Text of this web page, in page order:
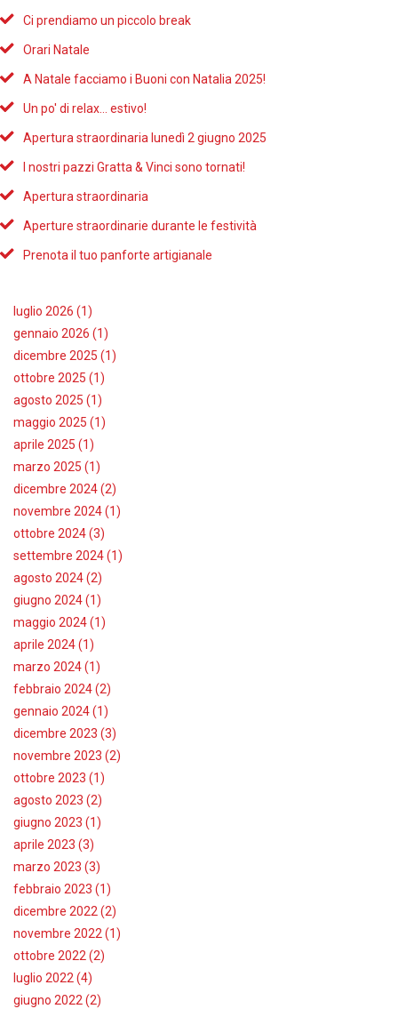
Ci prendiamo un piccolo break
Orari Natale
A Natale facciamo i Buoni con Natalia 2025!
Un po' di relax... estivo!
Apertura straordinaria lunedì 2 giugno 2025
I nostri pazzi Gratta & Vinci sono tornati!
Apertura straordinaria
Aperture straordinarie durante le festività
Prenota il tuo panforte artigianale
luglio 2026 (1)
gennaio 2026 (1)
dicembre 2025 (1)
ottobre 2025 (1)
agosto 2025 (1)
maggio 2025 (1)
aprile 2025 (1)
marzo 2025 (1)
dicembre 2024 (2)
novembre 2024 (1)
ottobre 2024 (3)
settembre 2024 (1)
agosto 2024 (2)
giugno 2024 (1)
maggio 2024 (1)
aprile 2024 (1)
marzo 2024 (1)
febbraio 2024 (2)
gennaio 2024 (1)
dicembre 2023 (3)
novembre 2023 (2)
ottobre 2023 (1)
agosto 2023 (2)
giugno 2023 (1)
aprile 2023 (3)
marzo 2023 (3)
febbraio 2023 (1)
dicembre 2022 (2)
novembre 2022 (1)
ottobre 2022 (2)
luglio 2022 (4)
giugno 2022 (2)